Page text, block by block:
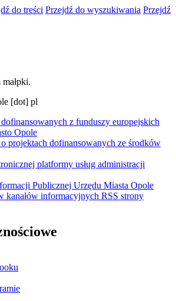
do treści Przejdź do wyszukiwania Przejdź
[dot] pl